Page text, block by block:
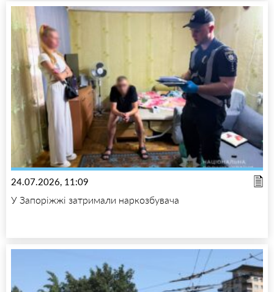
24.07.2026, 11:09
У Запоріжжі затримали наркозбувача